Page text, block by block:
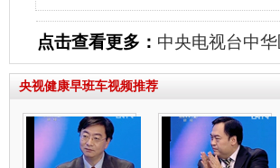
点击查看更多： 中央电视台中
央视健康早班车视频推荐